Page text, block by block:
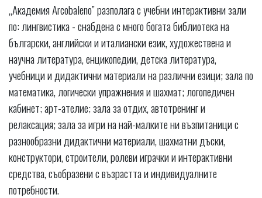
„Академия Arcobaleno” разполага с учебни интерактивни зали
по: лингвистика - снабдена с много богата библиотека на
български, английски и италиански език, художествена и
научна литература, енцикопедии, детска литература,
учебници и дидактични материали на различни езици; зала по
математика, логически упражнения и шахмат; логопедичен
кабинет; арт-ателие; зала за отдих, автотренинг и
релаксация; зала за игри на най-малките ни възпитаници с
разнообразни дидактични материали, шахматни дъски,
конструктори, строители, ролеви играчки и интерактивни
средства, съобразени с възрастта и индивидуалните
потребности.